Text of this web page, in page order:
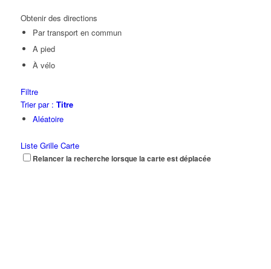
Obtenir des directions
Par transport en commun
A pied
À vélo
Filtre
Trier par : Titre
Aléatoire
Liste Grille Carte
Relancer la recherche lorsque la carte est déplacée